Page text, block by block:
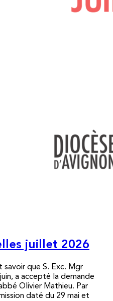
juillet 2026
que S. Exc. Mgr
a accepté la demande
Olivier Mathieu. Par
daté du 29 mai et